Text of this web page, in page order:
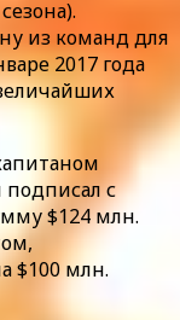
из команд для
2017 года
подписал с
$124 млн.
$100 млн.